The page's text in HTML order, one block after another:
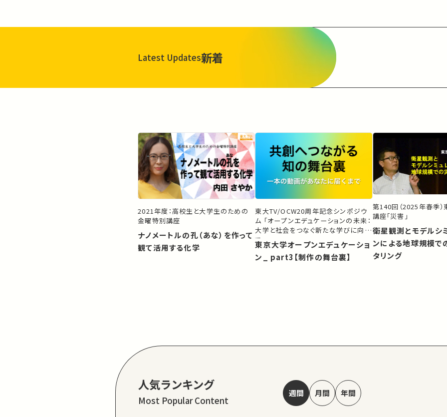
Latest Updates新着
一覧を見る
2021年度：高校生と大学生のための
金曜特別講座
ナノメートルの孔（あな）を作って
観て活用する化学
東大TV/OCW20周年記念シンポジウ
ム 「オープンエデュケーションの未来：
大学と社会をつなぐ新たな学びに向け
て」
東京大学オープンエデュケーショ
ン_ part3【制作の舞台裏】
第140回（2025年春季
講座「災害」
衛星観測とモデルシ
ンによる地球規模で
タリング
人気ランキング
Most Popular Content
週間 月間 年間